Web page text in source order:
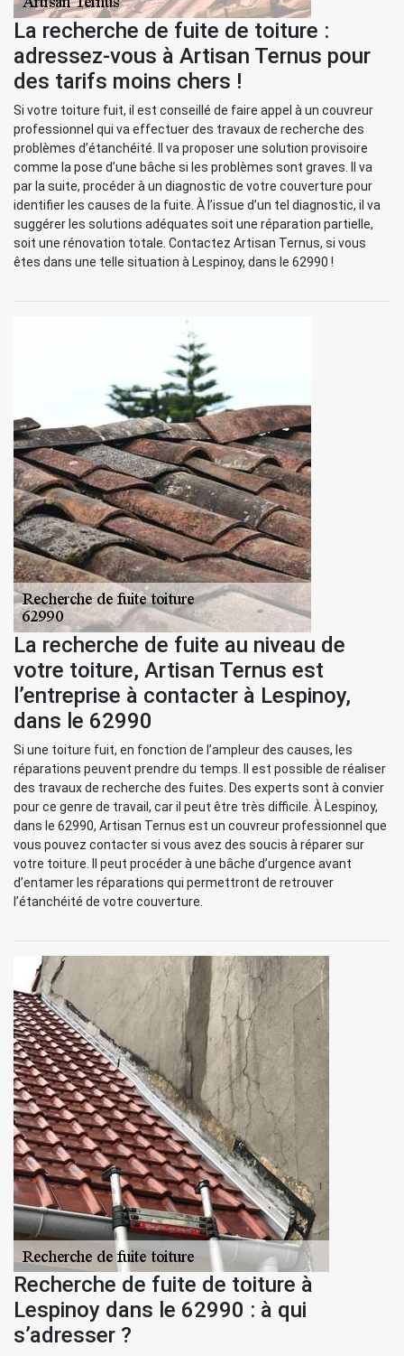
La recherche de fuite de toiture :
adressez-vous à Artisan Ternus pour
des tarifs moins chers !
Si votre toiture fuit, il est conseillé de faire appel à un couvreur
professionnel qui va effectuer des travaux de recherche des
problèmes d’étanchéité. Il va proposer une solution provisoire
comme la pose d’une bâche si les problèmes sont graves. Il va
par la suite, procéder à un diagnostic de votre couverture pour
identifier les causes de la fuite. À l’issue d’un tel diagnostic, il va
suggérer les solutions adéquates soit une réparation partielle,
soit une rénovation totale. Contactez Artisan Ternus, si vous
êtes dans une telle situation à Lespinoy, dans le 62990 !
La recherche de fuite au niveau de
votre toiture, Artisan Ternus est
l’entreprise à contacter à Lespinoy,
dans le 62990
Si une toiture fuit, en fonction de l’ampleur des causes, les
réparations peuvent prendre du temps. Il est possible de réaliser
des travaux de recherche des fuites. Des experts sont à convier
pour ce genre de travail, car il peut être très difficile. À Lespinoy,
dans le 62990, Artisan Ternus est un couvreur professionnel que
vous pouvez contacter si vous avez des soucis à réparer sur
votre toiture. Il peut procéder à une bâche d’urgence avant
d’entamer les réparations qui permettront de retrouver
l’étanchéité de votre couverture.
Recherche de fuite de toiture à
Lespinoy dans le 62990 : à qui
s’adresser ?